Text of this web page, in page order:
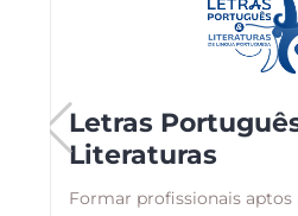
Letras
Literaturas
Formar profissionais aptos